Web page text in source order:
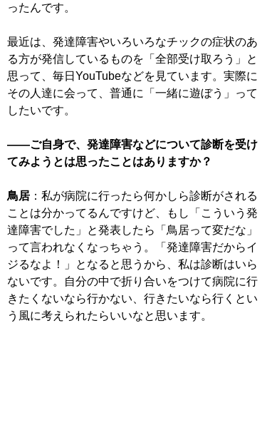
ったんです。
最近は、発達障害やいろいろなチックの症状のあ
る方が発信しているものを「全部受け取ろう」と
思って、毎日YouTubeなどを見ています。実際に
その人達に会って、普通に「一緒に遊ぼう」って
したいです。
――ご自身で、発達障害などについて診断を受け
てみようとは思ったことはありますか？
鳥居 ：私が病院に行ったら何かしら診断がされる
ことは分かってるんですけど、もし「こういう発
達障害でした」と発表したら「鳥居って変だな」
って言われなくなっちゃう。「発達障害だからイ
ジるなよ！」となると思うから、私は診断はいら
ないです。自分の中で折り合いをつけて病院に行
きたくないなら行かない、行きたいなら行くとい
う風に考えられたらいいなと思います。